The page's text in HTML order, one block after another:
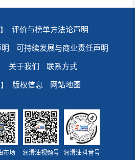
评价与榜单方法论声明
可持续发展与商业责任声明
关于我们 联系方式
版权信息 网站地图
市场 润滑油视频号 润滑油抖音号